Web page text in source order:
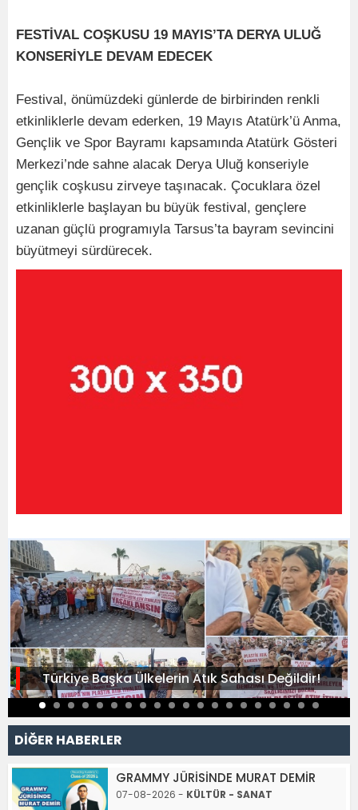
FESTİVAL COŞKUSU 19 MAYIS’TA DERYA ULUĞ
KONSERİYLE DEVAM EDECEK
Festival, önümüzdeki günlerde de birbirinden renkli
etkinliklerle devam ederken, 19 Mayıs Atatürk’ü Anma,
Gençlik ve Spor Bayramı kapsamında Atatürk Gösteri
Merkezi’nde sahne alacak Derya Uluğ konseriyle
gençlik coşkusu zirveye taşınacak. Çocuklara özel
etkinliklerle başlayan bu büyük festival, gençlere
uzanan güçlü programıyla Tarsus’ta bayram sevincini
büyütmeyi sürdürecek.
Türkiye Başka Ülkelerin Atık Sahası Değildir!
DİĞER HABERLER
GRAMMY JÜRİSİNDE MURAT DEMİR
07-08-2026 - KÜLTÜR - SANAT